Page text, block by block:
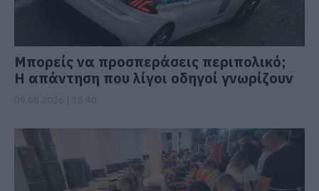
Μπορείς να προσπεράσεις περιπολικό;
Η απάντηση που λίγοι οδηγοί γνωρίζουν